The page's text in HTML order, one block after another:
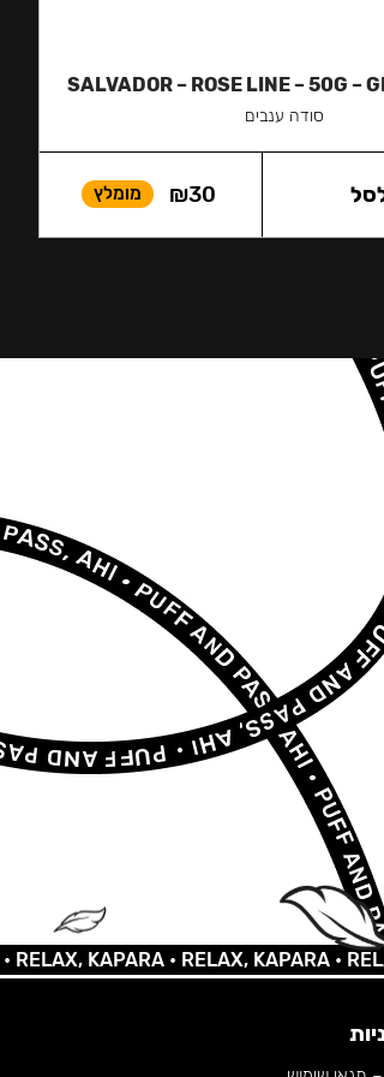
SALVADOR – ROSE LINE – 50G –
סודה ענבים
₪30 מומלץ
KAPARA •RELAX, KAPARA •RELAX,